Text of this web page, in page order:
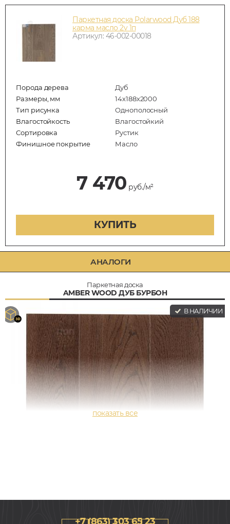
Паркетная доска Polarwood Дуб 188
карма масло 2v 1п
Артикул: 46-002-00018
Порода дерева
Дуб
Размеры, мм
14х188х2000
Тип рисунка
Однополосный
Влагостойкость
Влагостойкий
Сортировка
Рустик
Финишное покрытие
Масло
7 470 руб./м²
КУПИТЬ
АНАЛОГИ
Паркетная доска
AMBER WOOD ДУБ БУРБОН
В НАЛИЧИИ
+7 (863) 303 65 23